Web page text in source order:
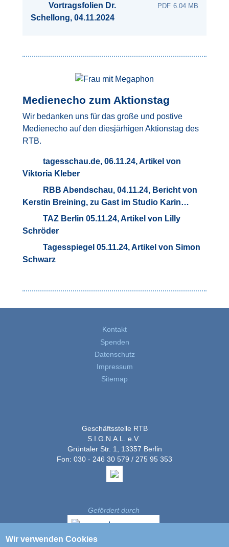
Vortragsfolien Dr.
Schellong, 04.11.2024
6.04 MB
Medienecho zum Aktionstag
Wir bedanken uns für das große und postive
Medienecho auf den diesjärhigen Aktionstag des
RTB.
tagesschau.de, 06.11.24, Artikel von
Viktoria Kleber
RBB Abendschau, 04.11.24, Bericht von
Kerstin Breining, zu Gast im Studio Karin…
TAZ Berlin 05.11.24, Artikel von Lilly
Schröder
Tagesspiegel 05.11.24, Artikel von Simon
Schwarz
Kontakt
Spenden
Datenschutz
Impressum
Sitemap
Geschäftsstelle RTB
S.I.G.N.A.L. e.V.
Grüntaler Str. 1, 13357 Berlin
Fon: 030 - 246 30 579 / 275 95 353
Gefördert durch
Wir verwenden Cookies